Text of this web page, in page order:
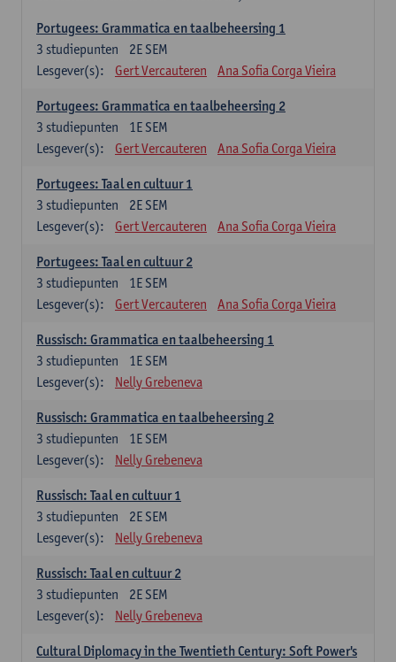
Portugees: Grammatica en taalbeheersing 1
2E SEM
3 studiepunten
Lesgever(s):
Gert Vercauteren Ana Sofia Corga Vieira
Portugees: Grammatica en taalbeheersing 2
1E SEM
3 studiepunten
Lesgever(s):
Gert Vercauteren Ana Sofia Corga Vieira
Portugees: Taal en cultuur 1
2E SEM
3 studiepunten
Lesgever(s):
Gert Vercauteren Ana Sofia Corga Vieira
Portugees: Taal en cultuur 2
1E SEM
3 studiepunten
Lesgever(s):
Gert Vercauteren Ana Sofia Corga Vieira
Russisch: Grammatica en taalbeheersing 1
1E SEM
3 studiepunten
Lesgever(s):
Nelly Grebeneva
Russisch: Grammatica en taalbeheersing 2
1E SEM
3 studiepunten
Lesgever(s):
Nelly Grebeneva
Russisch: Taal en cultuur 1
2E SEM
3 studiepunten
Lesgever(s):
Nelly Grebeneva
Russisch: Taal en cultuur 2
2E SEM
3 studiepunten
Lesgever(s):
Nelly Grebeneva
Cultural Diplomacy in the Twentieth Century: Soft Power's